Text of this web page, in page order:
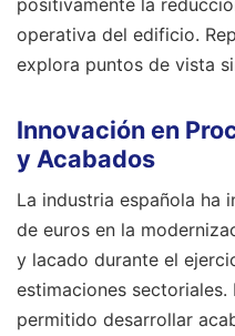
operativa del edificio.
explora puntos de vista
Innovación en
y Acabados
La industria española ha
de euros en la
y lacado durante el
estimaciones sectoriales.
permitido desarrollar